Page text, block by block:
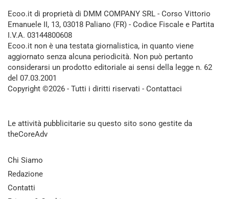
Ecoo.it di proprietà di DMM COMPANY SRL - Corso Vittorio
Emanuele II, 13, 03018 Paliano (FR) - Codice Fiscale e Partita
I.V.A. 03144800608
Ecoo.it non è una testata giornalistica, in quanto viene
aggiornato senza alcuna periodicità. Non può pertanto
considerarsi un prodotto editoriale ai sensi della legge n. 62
del 07.03.2001
Copyright ©2026 - Tutti i diritti riservati - Contattaci
Le attività pubblicitarie su questo sito sono gestite da
theCoreAdv
Chi Siamo
Redazione
Contatti